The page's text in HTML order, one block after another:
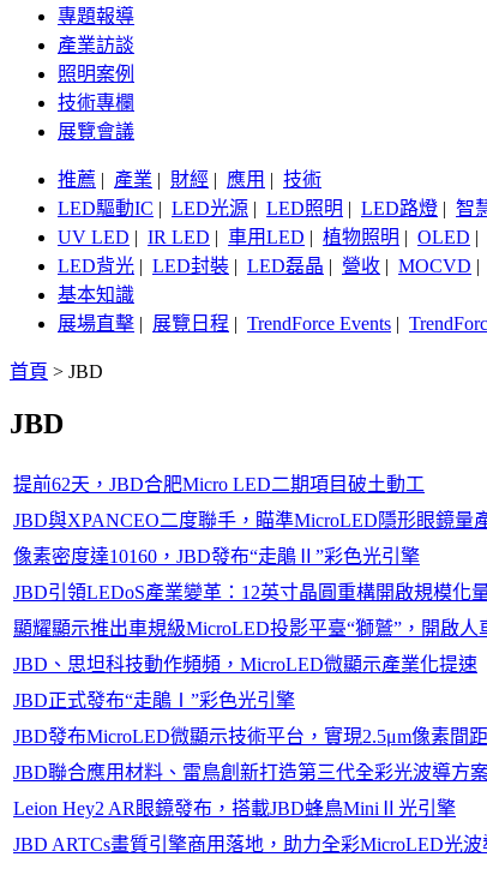
專題報導
產業訪談
照明案例
技術專欄
展覽會議
推薦 | 產業 | 財經 | 應用 | 技術
LED驅動IC | LED光源 | LED照明 | LED路燈 | 智
UV LED | IR LED | 車用LED | 植物照明 | OLED |
LED背光 | LED封裝 | LED磊晶 | 營收 | MOCVD |
基本知識
展場直擊 | 展覽日程 | TrendForce Events |
首頁 > JBD
JBD
提前62天，JBD合肥Micro LED二期項目破土動工
JBD與XPANCEO二度聯手，瞄準MicroLED隱形眼鏡量
像素密度達10160，JBD發布“走鵑Ⅱ”彩色光引擎
JBD引領LEDoS產業變革：12英寸晶圓重構開啟規模化
顯耀顯示推出車規級MicroLED投影平臺“獅鷲”，開啟人
JBD、思坦科技動作頻頻，MicroLED微顯示產業化提速
JBD正式發布“走鵑Ⅰ”彩色光引擎
JBD發布MicroLED微顯示技術平台，實現2.5μm像素間距
JBD聯合應用材料、雷鳥創新打造第三代全彩光波導方
Leion Hey2 AR眼鏡發布，搭載JBD蜂鳥MiniⅡ光引擎
JBD ARTCs畫質引擎商用落地，助力全彩MicroLED光